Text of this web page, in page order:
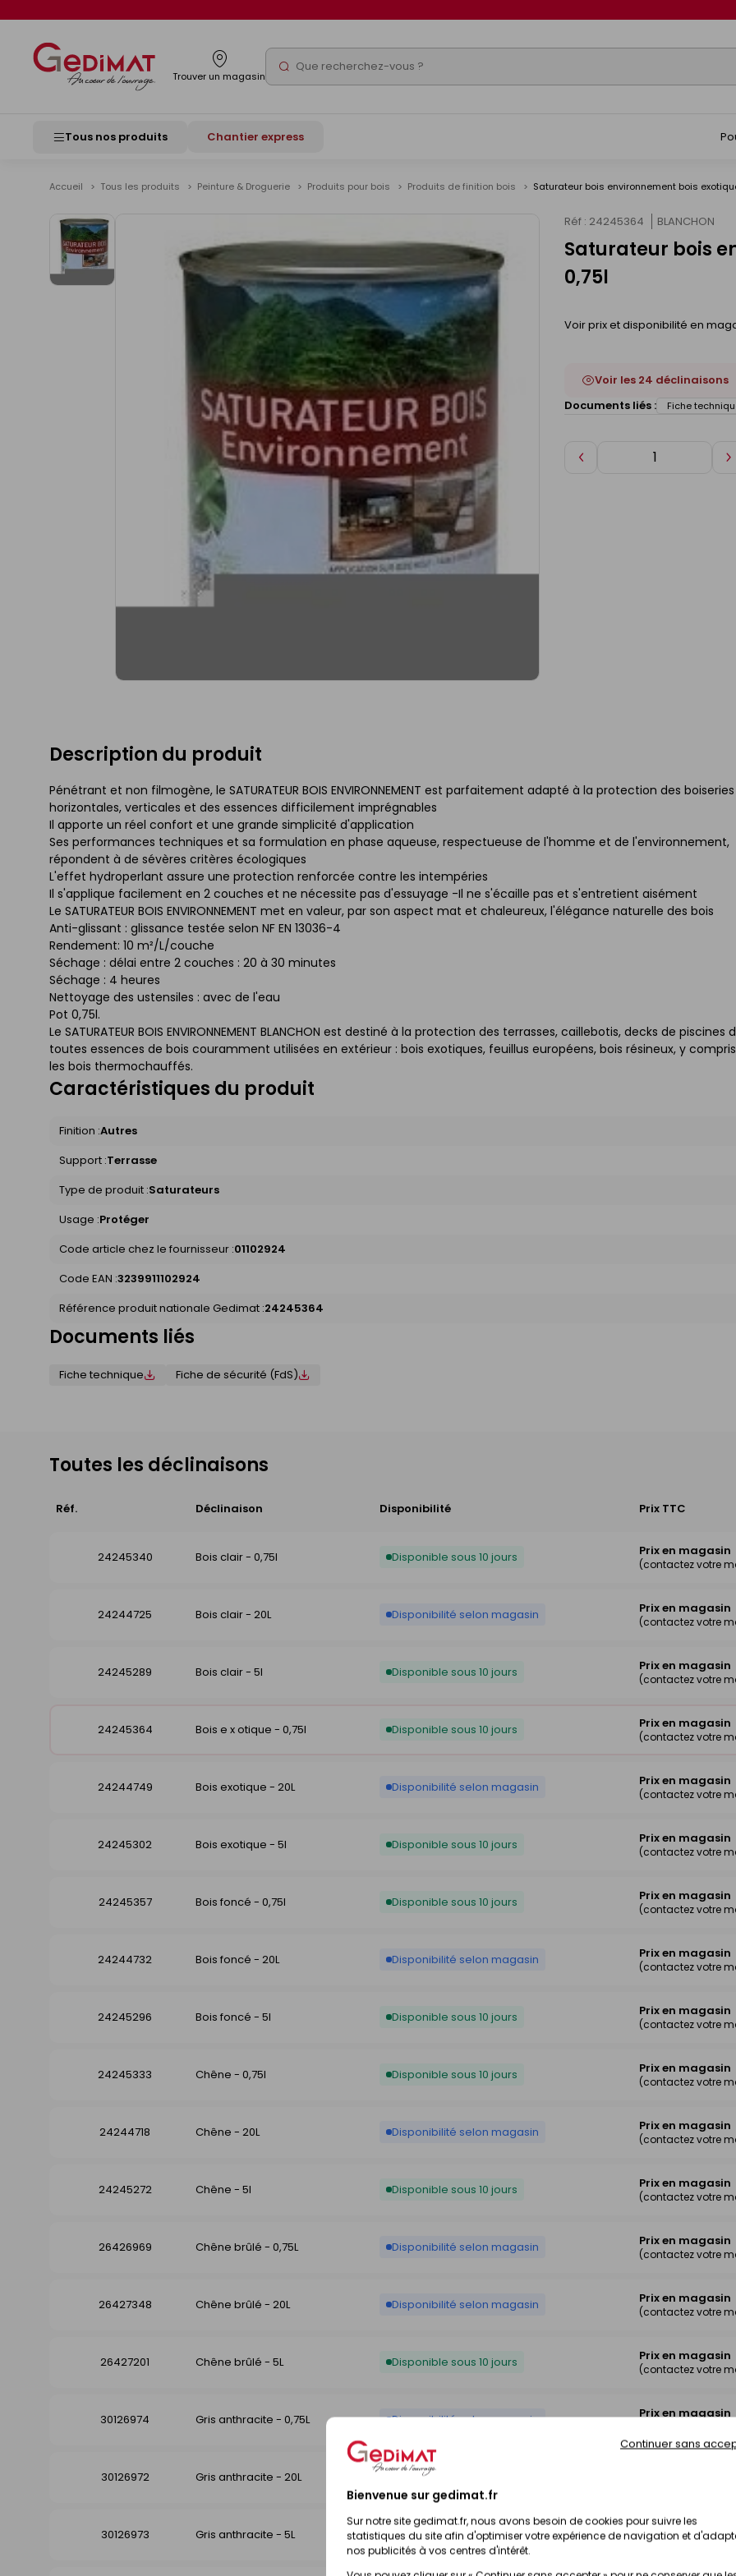
Bienvenue sur gedimat.fr
Sur notre site gedimat.fr, nous avons besoin de cookies pour suivre les
statistiques du site afin d'optimiser votre expérience de navigation et
nos publicités à vos centres d'intérêt.
Continuer sans
Trouver un magasin Rechercher
Tous nos produits Chantier express
Accueil Tous les produits Peinture & Droguerie Produits pour bois Produits de finition bois Saturateur bois environnement bois
Réf : 24245364 BLANCHON
Saturateur bois
0,75l
Voir prix et disponibilité en
Voir les 24 déclinaisons
Documents liés :
Fiche
Diminuer
Description du produit
Pénétrant et non filmogène, le SATURATEUR BOIS ENVIRONNEMENT est parfaitement adapté à la protection des boiseries
horizontales, verticales et des essences difficilement imprégnables
Il apporte un réel confort et une grande simplicité d'application
Ses performances techniques et sa formulation en phase aqueuse, respectueuse de l'homme et de l'environnement,
répondent à de sévères critères écologiques
L'effet hydroperlant assure une protection renforcée contre les intempéries
Il s'applique facilement en 2 couches et ne nécessite pas d'essuyage -Il ne s'écaille pas et s'entretient aisément
Le SATURATEUR BOIS ENVIRONNEMENT met en valeur, par son aspect mat et chaleureux, l'élégance naturelle des bois
Anti-glissant : glissance testée selon NF EN 13036-4
Rendement: 10 m²/L/couche
Séchage : délai entre 2 couches : 20 à 30 minutes
Séchage : 4 heures
Nettoyage des ustensiles : avec de l'eau
Pot 0,75l.
Le SATURATEUR BOIS ENVIRONNEMENT BLANCHON est destiné à la protection des terrasses, caillebotis, decks de piscines
toutes essences de bois couramment utilisées en extérieur : bois exotiques, feuillus européens, bois résineux, y compris
les bois thermochauffés.
Caractéristiques du produit
Finition :Autres
Support :Terrasse
Type de produit :Saturateurs
Usage :Protéger
Code article chez le fournisseur :01102924
Code EAN :3239911102924
Référence produit nationale Gedimat :24245364
Documents liés
Fiche technique Fiche de sécurité (FdS)
Toutes les déclinaisons
Réf. Déclinaison Disponibilité Prix TTC
24245340 Bois clair - 0,75l Disponible sous 10 jours Prix en magasin
(contactez votre
24244725 Bois clair - 20L Disponibilité selon magasin Prix en magasin
(contactez votre
24245289 Bois clair - 5l Disponible sous 10 jours Prix en magasin
(contactez votre
24245364 Bois e x otique - 0,75l Disponible sous 10 jours Prix en magasin
(contactez votre
24244749 Bois exotique - 20L Disponibilité selon magasin Prix en magasin
(contactez votre
24245302 Bois exotique - 5l Disponible sous 10 jours Prix en magasin
(contactez votre
24245357 Bois foncé - 0,75l Disponible sous 10 jours Prix en magasin
(contactez votre
24244732 Bois foncé - 20L Disponibilité selon magasin Prix en magasin
(contactez votre
24245296 Bois foncé - 5l Disponible sous 10 jours Prix en magasin
(contactez votre
24245333 Chêne - 0,75l Disponible sous 10 jours Prix en magasin
(contactez votre
24244718 Chêne - 20L Disponibilité selon magasin Prix en magasin
(contactez votre
24245272 Chêne - 5l Disponible sous 10 jours Prix en magasin
(contactez votre
26426969 Chêne brûlé - 0,75L Disponibilité selon magasin Prix en magasin
(contactez votre
26427348 Chêne brûlé - 20L Disponibilité selon magasin Prix en magasin
(contactez votre
26427201 Chêne brûlé - 5L Disponible sous 10 jours Prix en magasin
(contactez votre
30126974 Gris anthracite - 0,75L Disponibilité selon magasin Prix en magasin
30126972 Gris anthracite - 20L Disponibilité selon magasin
30126973 Gris anthracite - 5L Disponible sur commande Prix en magasin
(contactez votre